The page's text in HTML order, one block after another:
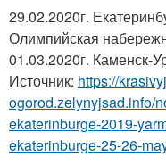
29.02.2020г.
Олимпийская
01.03.2020г. Каменск-
Источник: https://
ogorod.zelynyjsad.info/
ekaterinburge-2019-
ekaterinburge-25-26-